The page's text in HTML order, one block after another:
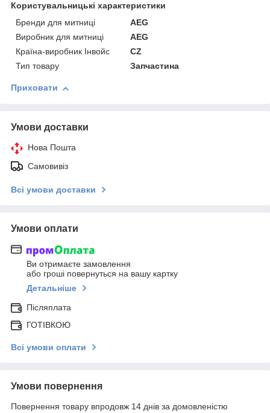
Користувальницькі характеристики
Бренди для митниці
AEG
Виробник для митниці
AEG
Країна-виробник Інвойс
CZ
Тип товару
Запчастина
Приховати
Умови доставки
Нова Пошта
Самовивіз
Всі умови доставки
Умови оплати
Ви отримаєте замовлення
або гроші повернуться на вашу картку
Детальніше
Післяплата
ГОТІВКОЮ
Всі умови оплати
Умови повернення
Повернення товару впродовж 14 днів за домовленістю